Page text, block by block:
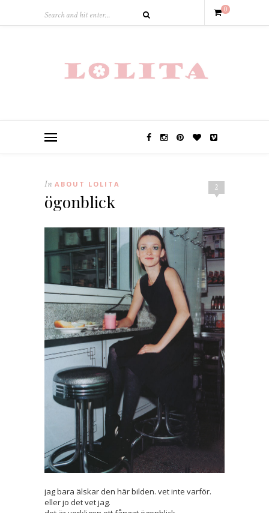
0
2
In ABOUT LOLITA
ögonblick
jag bara älskar den här bilden. vet inte varför.
eller jo det vet jag.